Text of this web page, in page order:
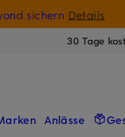
sichern Details
30 Tage
Anlässe